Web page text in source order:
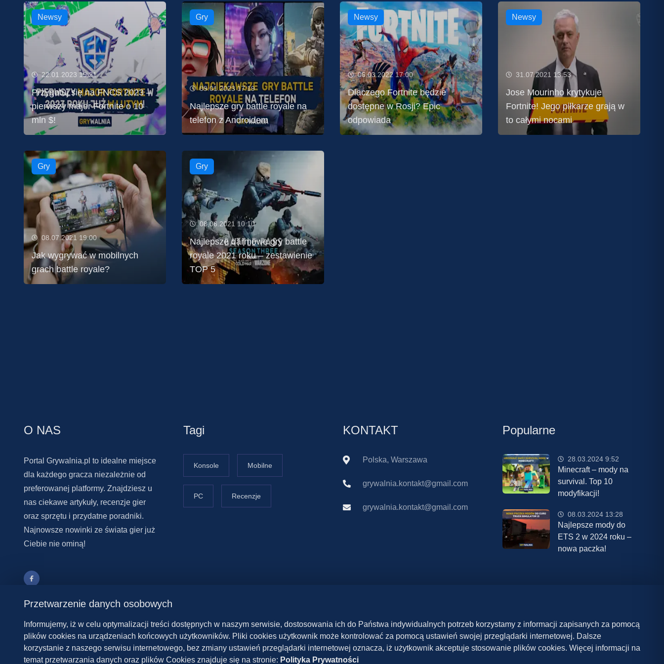
Newsy
22.01.2023 19:21
Przygotuj się na FNCS 2023 –
pierwszy major Fortnite o 10
mln $!
Gry
09.01.2023 17:19
Najlepsze gry battle royale na
telefon z Androidem
Newsy
06.03.2022 17:00
Dlaczego Fortnite będzie
dostępne w Rosji? Epic
odpowiada
Newsy
31.07.2021 13:53
Jose Mourinho krytykuje
Fortnite! Jego piłkarze grają w
to całymi nocami
Gry
08.07.2021 19:00
Jak wygrywać w mobilnych
grach battle royale?
Gry
08.06.2021 10:10
Najlepsze darmowe gry battle
royale 2021 roku – zestawienie
TOP 5
O NAS
Portal Grywalnia.pl to idealne miejsce
dla każdego gracza niezależnie od
preferowanej platformy. Znajdziesz u
nas ciekawe artykuły, recenzje gier
oraz sprzętu i przydatne poradniki.
Najnowsze nowinki ze świata gier już
Ciebie nie ominą!
Tagi
Konsole Mobilne
PC Recenzje
KONTAKT
Polska, Warszawa
grywalnia.kontakt@gmail.com
grywalnia.kontakt@gmail.com
Popularne
28.03.2024 9:52
Minecraft – mody na
survival. Top 10
modyfikacji!
08.03.2024 13:28
Najlepsze mody do
ETS 2 w 2024 roku –
nowa paczka!
Polityka prywatności Współpraca Kontakt
Przetwarzenie danych osobowych
Informujemy, iż w celu optymalizacji treści dostępnych w naszym serwisie, dostosowania ich do Państwa indywidualnych potrzeb korzystamy z informacji zapisanych za pomocą
plików cookies na urządzeniach końcowych użytkowników. Pliki cookies użytkownik może kontrolować za pomocą ustawień swojej przeglądarki internetowej. Dalsze
korzystanie z naszego serwisu internetowego, bez zmiany ustawień przeglądarki internetowej oznacza, iż użytkownik akceptuje stosowanie plików cookies. Więcej informacji na
temat przetwarzania danych oraz plików Cookies znajduje się na stronie: Polityka Prywatności